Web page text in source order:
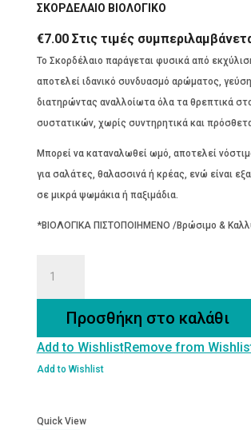
ΣΚΟΡΔΕΛΑΙΟ ΒΙΟΛΟΓΙΚΟ
€7.00 Στις τιμές
Το Σκορδέλαιο παράγεται φυσικά από
αποτελεί ιδανικό συνδυασμό αρώματος,
διατηρώντας αναλλοίωτα όλα τα θρεπτικά
συστατικών, χωρίς συντηρητικά και
Μπορεί να καταναλωθεί ωμό, αποτελεί
για σαλάτες, θαλασσινά ή κρέας, ενώ είναι
σε μικρά ψωμάκια ή παξιμάδια.
*ΒΙΟΛΟΓΙΚΑ ΠΙΣΤΟΠΟΙΗΜΕΝΟ /Βρώσιμο &
Προσθήκη στο καλάθι
Add to WishlistRemove from
Add to Wishlist
Quick View